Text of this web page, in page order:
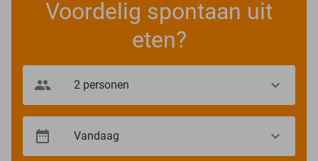
Voordelig spontaan uit
eten?